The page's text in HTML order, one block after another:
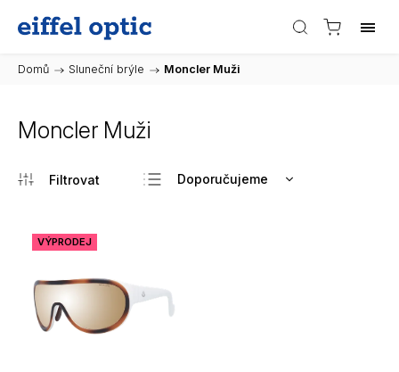
Domů / Sluneční brýle / Moncler Muži
Moncler Muži
Doporučujeme
VÝPRODEJ